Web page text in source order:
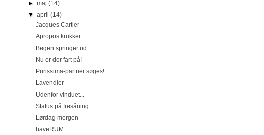
►maj(14)
▼april(14)
Jacques Cartier
Apropos krukker
Bøgen springer ud...
Nu er der fart på!
Purissima-partner søges!
Lavendler
Udenfor vinduet...
Status på frøsåning
Lørdag morgen
haveRUM